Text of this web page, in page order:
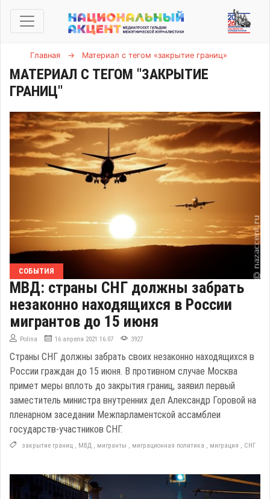
Главная → Материал с тегом «закрытие границ»
МАТЕРИАЛ С ТЕГОМ "ЗАКРЫТИЕ
ГРАНИЦ"
СОБЫТИЯ
МВД: страны СНГ должны забрать
незаконно находящихся в России
мигрантов до 15 июня
Polina 16 апреля 2021 16:07 3927
Страны СНГ должны забрать своих незаконно находящихся в
России граждан до 15 июня. В противном случае Москва
примет меры вплоть до закрытия границ, заявил первый
заместитель министра внутренних дел Александр Горовой на
пленарном заседании Межпарламентской ассамблеи
государств-участников СНГ.
закрытие границ , МВД , мигранты , миграционная политика , миграция , СНГ